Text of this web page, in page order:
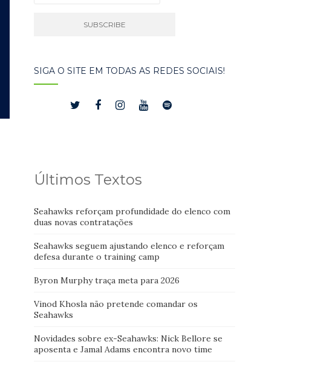
SIGA O SITE EM TODAS AS REDES SOCIAIS!
Últimos Textos
Seahawks reforçam profundidade do elenco com
duas novas contratações
Seahawks seguem ajustando elenco e reforçam
defesa durante o training camp
Byron Murphy traça meta para 2026
Vinod Khosla não pretende comandar os
Seahawks
Novidades sobre ex-Seahawks: Nick Bellore se
aposenta e Jamal Adams encontra novo time